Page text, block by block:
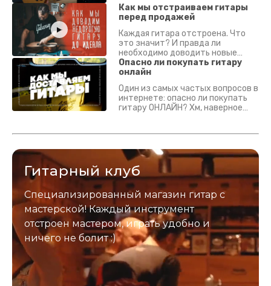
Как мы отстраиваем гитары
перед продажей
Каждая гитара отстроена. Что
это значит? И правда ли
необходимо доводить новые
гитары? Если кратко - да.
Подробно - в видео :)
Опасно ли покупать гитару
онлайн
Один из самых частых вопросов в
интернете: опасно ли покупать
гитару ОНЛАЙН? Хм, наверное
застрахован. Случись что -
Гитарный клуб
Специализированный магазин гитар с
мастерской! Каждый инструмент
отстроен мастером, играть удобно и
ничего не болит :)